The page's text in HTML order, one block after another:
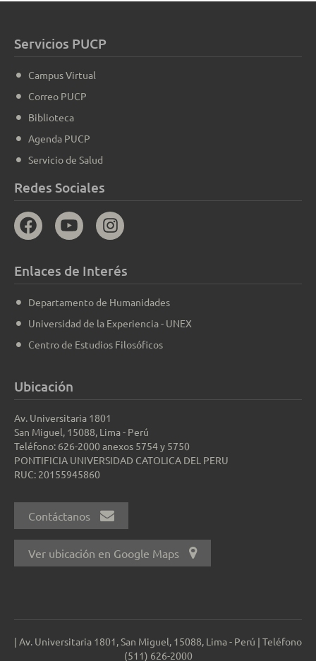
Servicios PUCP
Campus Virtual
Correo PUCP
Biblioteca
Agenda PUCP
Servicio de Salud
Redes Sociales
Enlaces de Interés
Departamento de Humanidades
Universidad de la Experiencia - UNEX
Centro de Estudios Filosóficos
Ubicación
Av. Universitaria 1801
San Miguel, 15088, Lima - Perú
Teléfono: 626-2000 anexos 5754 y 5750
PONTIFICIA UNIVERSIDAD CATOLICA DEL PERU
RUC: 20155945860
Contáctanos
Ver ubicación en Google Maps
| Av. Universitaria 1801, San Miguel, 15088, Lima - Perú | Teléfono
(511) 626-2000